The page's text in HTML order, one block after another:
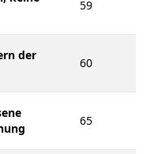
59
der
60
65